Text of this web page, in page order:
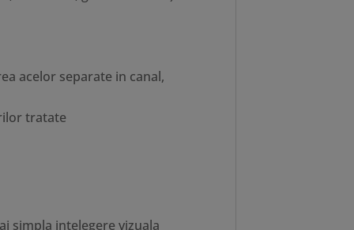
acelor separate in canal,
tratate
simpla intelegere vizuala